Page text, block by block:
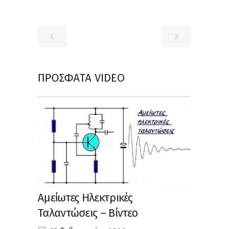
ΠΡΌΣΦΑΤΑ VIDEO
Αμείωτες Ηλεκτρικές
Ταλαντώσεις – Βίντεο